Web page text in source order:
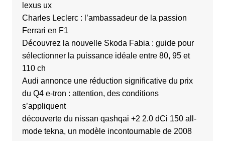
lexus ux
Charles Leclerc : l’ambassadeur de la passion
Ferrari en F1
Découvrez la nouvelle Skoda Fabia : guide pour
sélectionner la puissance idéale entre 80, 95 et
110 ch
Audi annonce une réduction significative du prix
du Q4 e-tron : attention, des conditions
s’appliquent
découverte du nissan qashqai +2 2.0 dCi 150 all-
mode tekna, un modèle incontournable de 2008